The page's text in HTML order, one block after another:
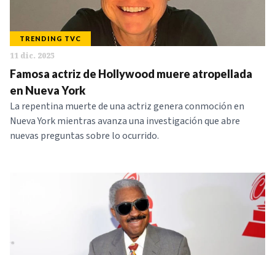
IR
SERIES
TRENDING TVC
11 dic. 2025
Famosa actriz de Hollywood muere atropellada
en Nueva York
La repentina muerte de una actriz genera conmoción en
Nueva York mientras avanza una investigación que abre
nuevas preguntas sobre lo ocurrido.